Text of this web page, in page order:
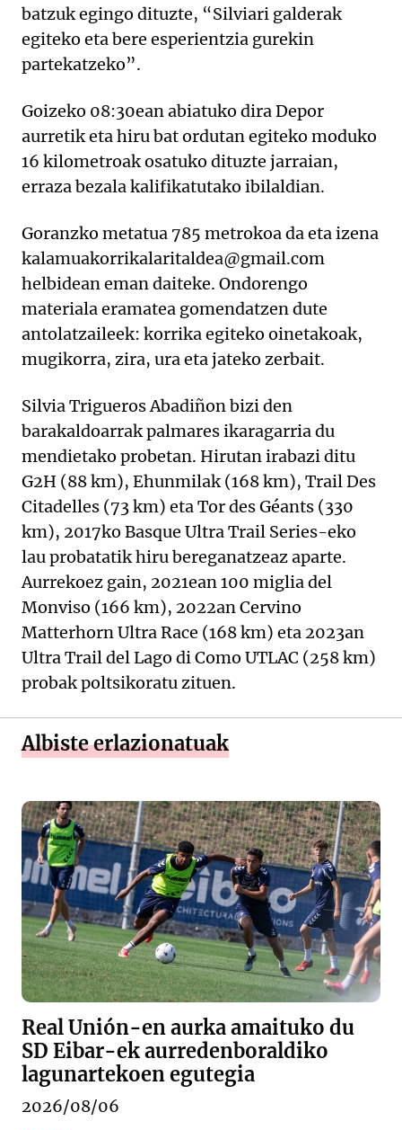
batzuk egingo dituzte, “Silviari galderak
egiteko eta bere esperientzia gurekin
partekatzeko”.
Goizeko 08:30ean abiatuko dira Depor
aurretik eta hiru bat ordutan egiteko moduko
16 kilometroak osatuko dituzte jarraian,
erraza bezala kalifikatutako ibilaldian.
Goranzko metatua 785 metrokoa da eta izena
kalamuakorrikalaritaldea@gmail.com
helbidean eman daiteke. Ondorengo
materiala eramatea gomendatzen dute
antolatzaileek: korrika egiteko oinetakoak,
mugikorra, zira, ura eta jateko zerbait.
Silvia Trigueros Abadiñon bizi den
barakaldoarrak palmares ikaragarria du
mendietako probetan. Hirutan irabazi ditu
G2H (88 km), Ehunmilak (168 km), Trail Des
Citadelles (73 km) eta Tor des Géants (330
km), 2017ko Basque Ultra Trail Series-eko
lau probatatik hiru bereganatzeaz aparte.
Aurrekoez gain, 2021ean 100 miglia del
Monviso (166 km), 2022an Cervino
Matterhorn Ultra Race (168 km) eta 2023an
Ultra Trail del Lago di Como UTLAC (258 km)
probak poltsikoratu zituen.
Albiste erlazionatuak
Real Unión-en aurka amaituko du
SD Eibar-ek aurredenboraldiko
lagunartekoen egutegia
2026/08/06